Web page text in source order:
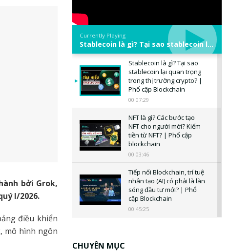
bởi Grok,
I/2026.
điều khiển
mô hình ngôn
Currently Playing
Stablecoin là gì? Tại sao stablecoin lại quan trọng trong thị trường crypto? | Phổ cập Blockchain
Stablecoin là gì? Tại sao
stablecoin lại quan trọng
trong thị trường crypto? |
Phổ cập Blockchain
00:07:29
NFT là gì? Các bước tạo
NFT cho người mới? Kiếm
tiền từ NFT? | Phổ cập
blockchain
00:03:46
Tiếp nối Blockchain, trí tuệ
nhân tạo (AI) có phải là làn
sóng đầu tư mới? | Phổ
cập Blockchain
00:45:25
CHUYÊN MỤC